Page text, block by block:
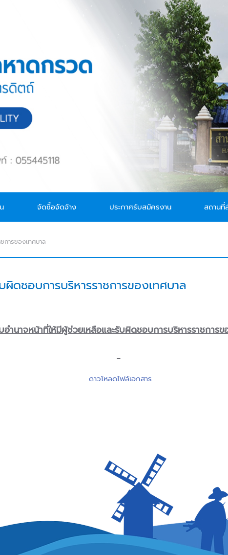
จัดซื้อจัดจ้าง ประกาศรับสมัครงาน สถาน
การของเทศบาล
ดชอบการบริหารราชการของเทศบาล
อำนาจหน้าที่ให้มีผู้ช่วยเหลือและรับผิดชอบการบริหารราชการข
ดาวโหลดไฟล์เอกสาร